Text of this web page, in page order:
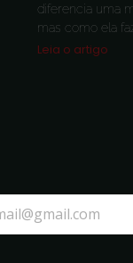
diferencia uma
mas como ela
Leia o artigo